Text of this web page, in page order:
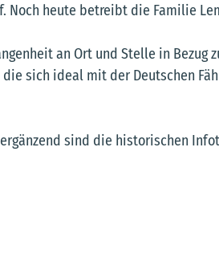
Noch heute betreibt die Familie
an Ort und Stelle in Bezug
sich ideal mit der Deutschen
sind die historischen